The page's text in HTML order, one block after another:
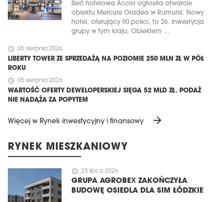
Sieć hotelowa Accor ogłosiła otwarcie
obiektu Mercure Oradea w Rumunii. Nowy
hotel, oferujący 90 pokoi, to 26. inwestycja
grupy w tym kraju. Obiektem ...
schedule 05 sierpnia 2026
LIBERTY TOWER ZE SPRZEDAŻĄ NA POZIOMIE 250 MLN ZŁ W PÓŁ
ROKU
schedule 05 sierpnia 2026
WARTOŚĆ OFERTY DEWELOPERSKIEJ SIĘGA 52 MLD ZŁ. PODAŻ
NIE NADĄŻA ZA POPYTEM
Więcej w Rynek inwestycyjny i finansowy arrow_forward
RYNEK MIESZKANIOWY
schedule 23 lipca 2026
GRUPA AGROBEX ZAKOŃCZYŁA
BUDOWĘ OSIEDLA DLA SIM ŁÓDZKIE